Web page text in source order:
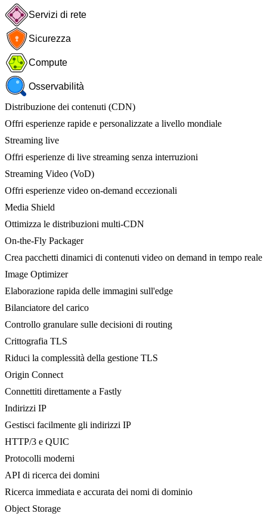
Servizi di rete
Sicurezza
Compute
Osservabilità
Distribuzione dei contenuti (CDN)
Offri esperienze rapide e personalizzate a livello mondiale
Streaming live
Offri esperienze di live streaming senza interruzioni
Streaming Video (VoD)
Offri esperienze video on-demand eccezionali
Media Shield
Ottimizza le distribuzioni multi-CDN
On-the-Fly Packager
Crea pacchetti dinamici di contenuti video on demand in tempo reale
Image Optimizer
Elaborazione rapida delle immagini sull'edge
Bilanciatore del carico
Controllo granulare sulle decisioni di routing
Crittografia TLS
Riduci la complessità della gestione TLS
Origin Connect
Connettiti direttamente a Fastly
Indirizzi IP
Gestisci facilmente gli indirizzi IP
HTTP/3 e QUIC
Protocolli moderni
API di ricerca dei domini
Ricerca immediata e accurata dei nomi di dominio
Object Storage